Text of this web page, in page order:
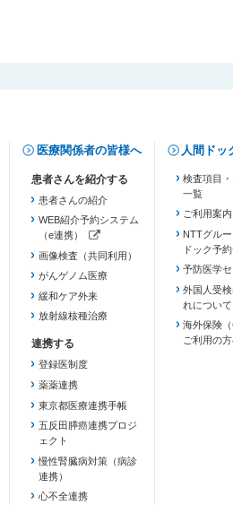
医療関係者の皆様へ
患者さんの紹介
WEB紹介予約システム
（e連携）
（新しいタブで開きます）
画像検査（共同利用）
がんゲノム医療
緩和ケア外来
放射線核種治療
登録医制度
薬薬連携
東京都医療連携手帳
五反田膵癌連携プロジ
ェクト
慢性腎臓病対策（病診
連携）
心不全連携
人間ドッ
検査項目
一覧
ご利用案内
NTTグル
ドック予
予防医学
外国人受
れについて
海外保険
ご利用の